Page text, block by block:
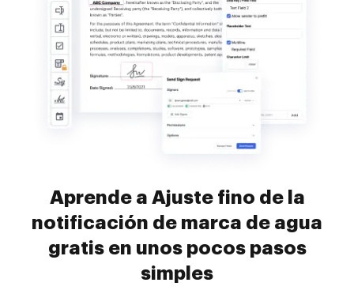
Aprende a Ajuste fino de la
notificación de marca de agua
gratis en unos pocos pasos
simples